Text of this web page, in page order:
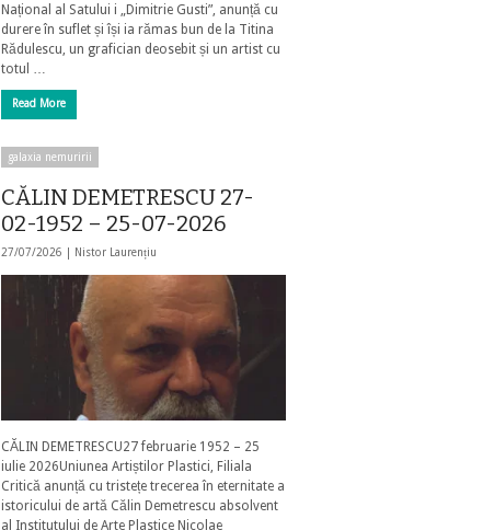
Național al Satului i „Dimitrie Gusti”, anunță cu
durere în suflet și își ia rămas bun de la Titina
Rădulescu, un grafician deosebit și un artist cu
totul …
Read More
galaxia nemuririi
CĂLIN DEMETRESCU 27-
02-1952 – 25-07-2026
27/07/2026 | Nistor Laurențiu
CĂLIN DEMETRESCU27 februarie 1952 – 25
iulie 2026Uniunea Artiștilor Plastici, Filiala
Critică anunță cu tristețe trecerea în eternitate a
istoricului de artă Călin Demetrescu absolvent
al Institutului de Arte Plastice Nicolae